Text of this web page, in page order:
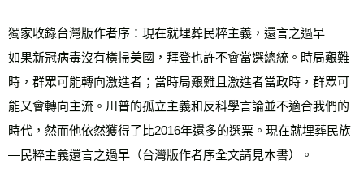
獨家收錄台灣版作者序：現在就埋葬民粹主義，還言之過早
如果新冠病毒沒有橫掃美國，拜登也許不會當選總統。時局艱難
時，群眾可能轉向激進者；當時局艱難且激進者當政時，群眾可
能又會轉向主流。川普的孤立主義和反科學言論並不適合我們的
時代，然而他依然獲得了比2016年還多的選票。現在就埋葬民族
—民粹主義還言之過早（台灣版作者序全文請見本書）。